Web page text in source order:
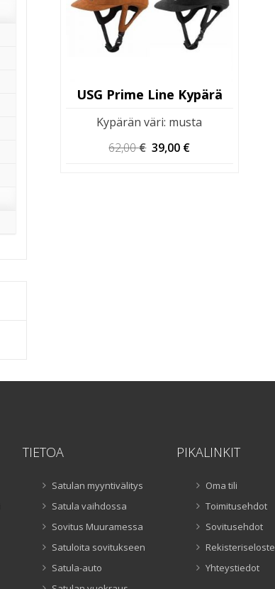
USG Prime Line Kypärä
Kypärän väri: musta
62,00€ Alkuperäinen
39,00 €
TIETOA
Satulan myyntivälitys
Satula vaihdossa
Sovitus Muuramessa
Satuloita sovitukseen
Satula-auto
PIKALINKIT
Oma tili
Toimitusehdot
Sovitusehdot
Rekisteriseloste
Yhteystiedot